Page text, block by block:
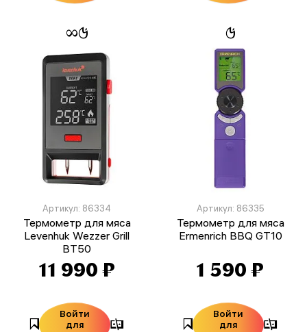
Артикул: 86334
Термометр для мяса
Levenhuk Wezzer Grill
BT50
11 990 ₽
Войти
для
Артикул: 86335
Термометр для мяса
Ermenrich BBQ GT10
1 590 ₽
Войти
для